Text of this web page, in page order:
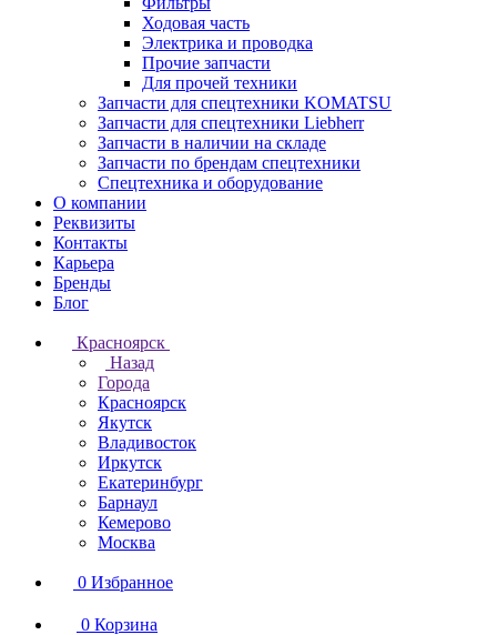
Ходовая часть
Электрика и проводка
Прочие запчасти
Для прочей техники
Запчасти для спецтехники KOMATSU
Запчасти для спецтехники Liebherr
Запчасти в наличии на складе
Запчасти по брендам спецтехники
Спецтехника и оборудование
О компании
Реквизиты
Контакты
Карьера
Бренды
Блог
Красноярск
Назад
Города
Красноярск
Якутск
Владивосток
Иркутск
Екатеринбург
Барнаул
Кемерово
Москва
0 Избранное
0 Корзина